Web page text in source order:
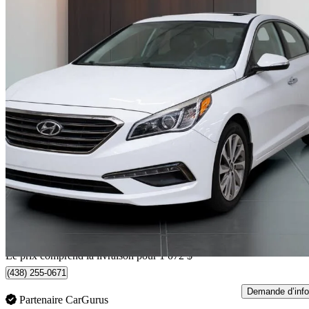
2016 Hyundai Sonata
GLS FWD134 000 km
10 367 $ Bonne
182 $/mois env.
Livraison à domicile de Mont-Royal, QC
Le prix comprend la livraison pour 1 072 $
(438) 255-0671
Partenaire CarGurus
Demande d’info